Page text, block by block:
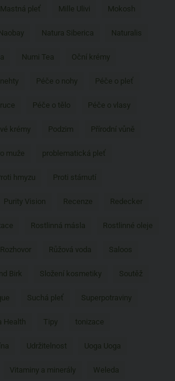
Mastná pleť Mille Ulivi Mokosh
Natura Siberica Naturalis
Numi Tea Oční krémy
Péče o nohy Péče o pleť
Péče o tělo Péče o vlasy
krémy Podzim Přírodní vůně
muže problematická pleť
hmyzu Proti stárnutí
Purity Vision Recenze Redecker
Rostlinná másla Rostlinné oleje
Rozhovor Růžová voda Saloos
Birk Složení kosmetiky Soutěž
Suchá pleť Superpotraviny
Health Tipy tonizace
Udržitelnost Uoga Uoga
Vitaminy a minerály Weleda